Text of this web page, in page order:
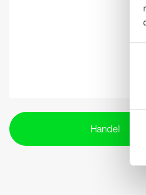
Handel